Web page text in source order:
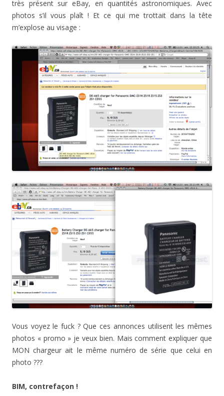
très présent sur eBay, en quantités astronomiques. Avec
photos s’il vous plaît ! Et ce qui me trottait dans la tête
m’explose au visage :
Vous voyez le fuck ? Que ces annonces utilisent les mêmes
photos « promo » je veux bien. Mais comment expliquer que
MON chargeur ait le même numéro de série que celui en
photo ???
BIM, contrefaçon !